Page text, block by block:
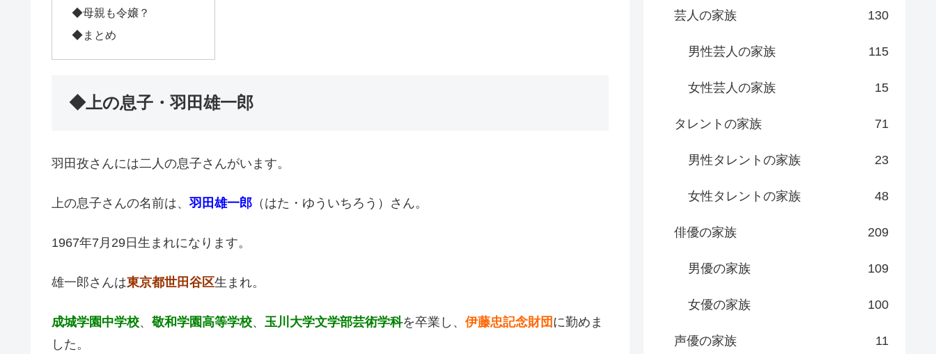
◆母親も令嬢？
◆まとめ
◆上の息子・羽田雄一郎
羽田孜さんには二人の息子さんがいます。
上の息子さんの名前は、 羽田雄一郎 （はた・ゆういちろう）さん。
1967年7月29日生まれになります。
雄一郎さんは東京都世田谷区生まれ。
成城学園中学校、 敬和学園高等学校、 玉川大学文学部芸術学科を卒業し、 伊藤忠記念財団 に勤めま
した。
芸人の家族 130
男性芸人の家族 115
女性芸人の家族 15
タレントの家族 71
男性タレントの家族 23
女性タレントの家族 48
俳優の家族 209
男優の家族 109
女優の家族 100
声優の家族 11